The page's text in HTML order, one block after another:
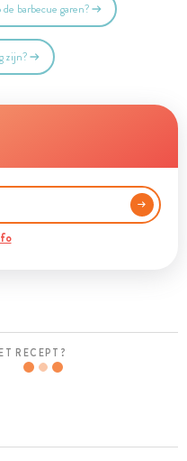
barbecue garen?
zijn?
RECEPT?